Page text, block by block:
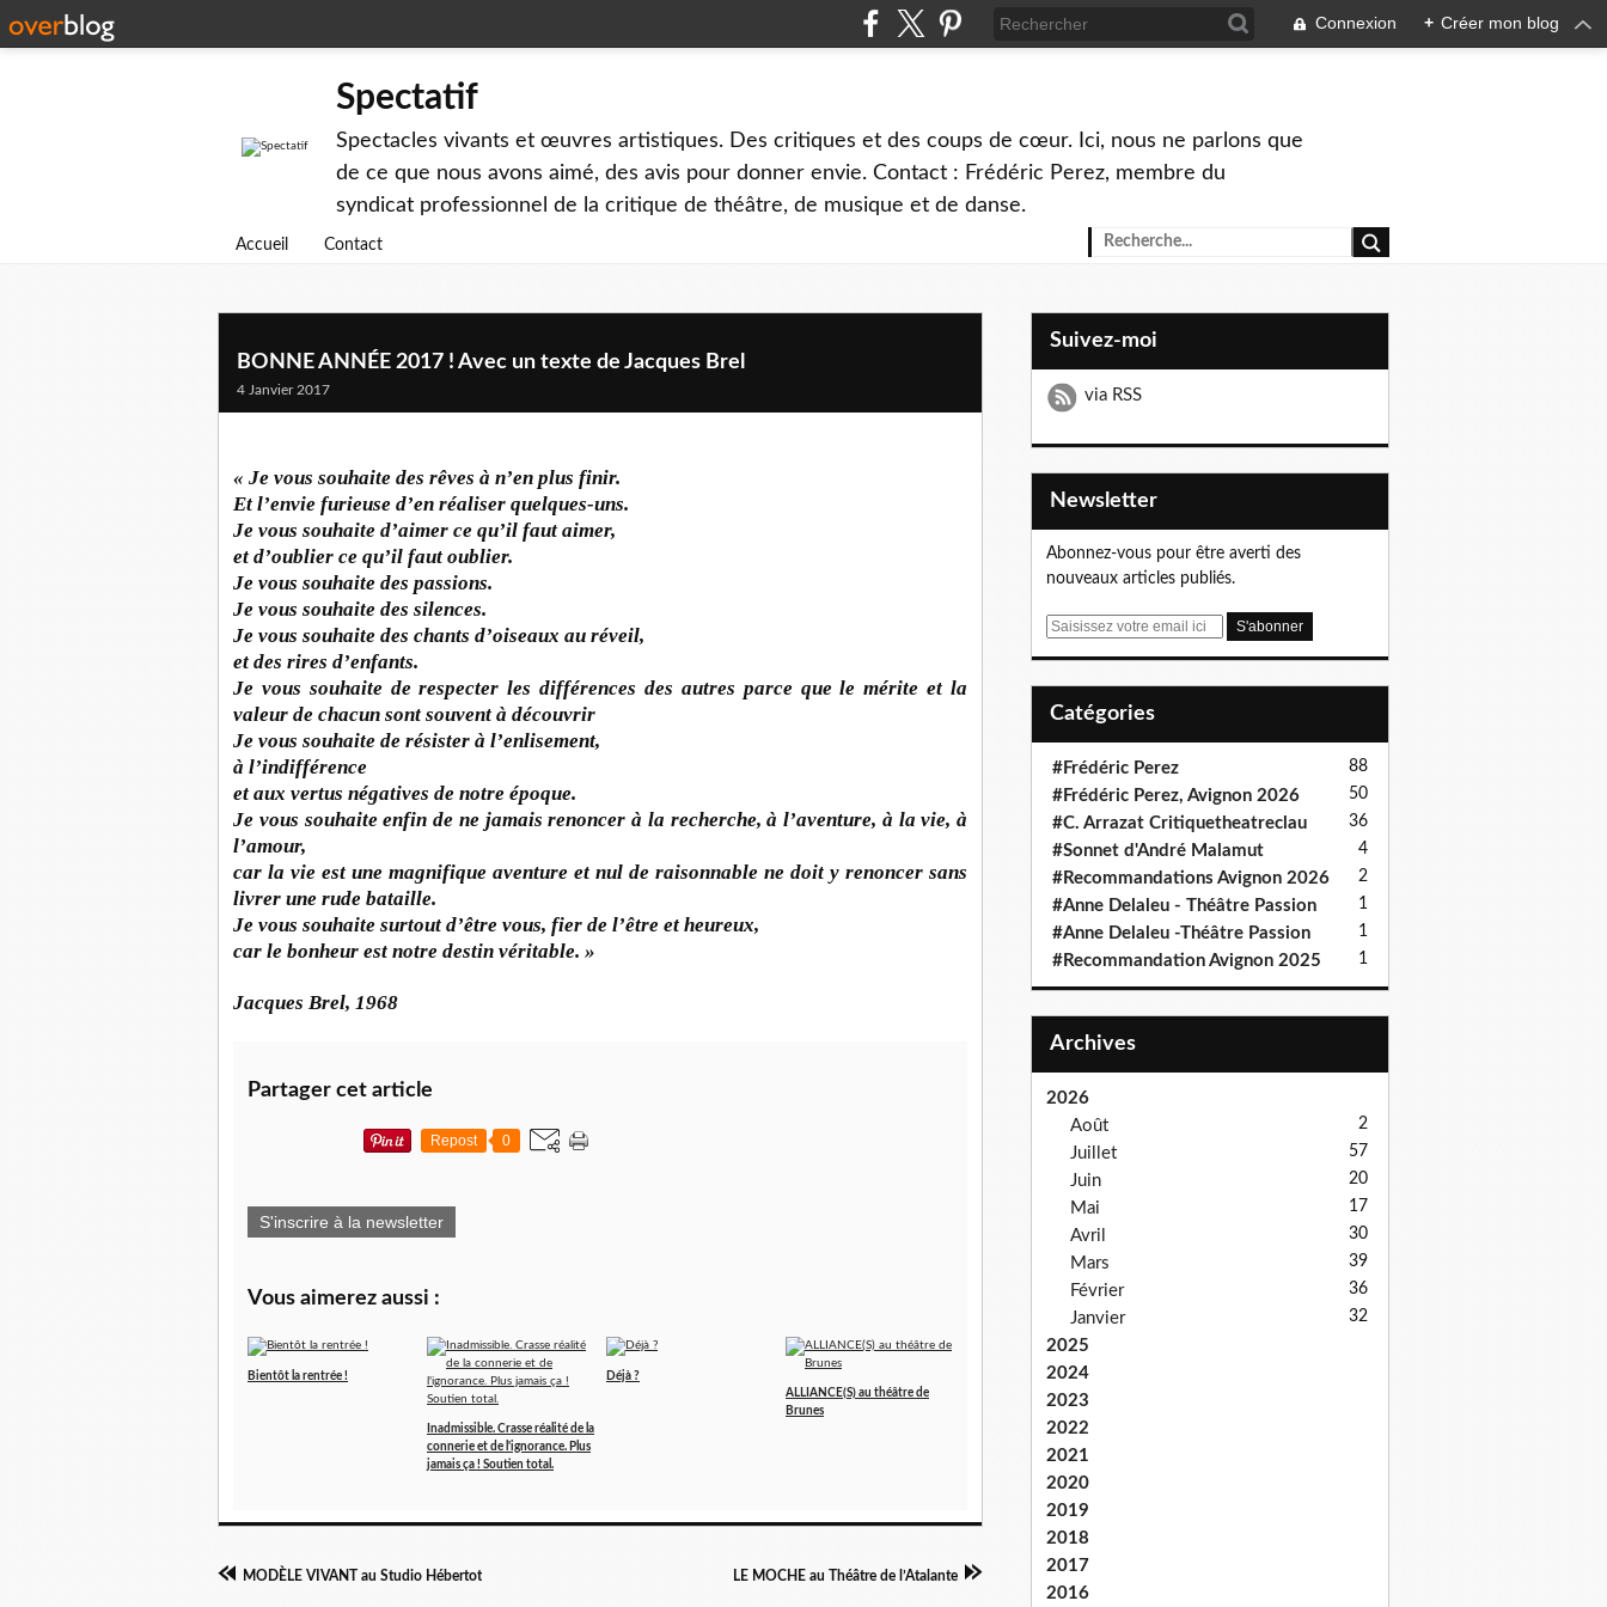
Connexion + Créer mon blog
Spectatif
Spectacles vivants et œuvres artistiques. Des critiques et des coups de cœur. Ici, nous ne parlons que
de ce que nous avons aimé, des avis pour donner envie. Contact : Frédéric Perez, membre du
syndicat professionnel de la critique de théâtre, de musique et de danse.
Accueil Contact
BONNE ANNÉE 2017 ! Avec un texte de Jacques Brel
4 Janvier 2017
« Je vous souhaite des rêves à n’en plus finir.
Et l’envie furieuse d’en réaliser quelques-uns.
Je vous souhaite d’aimer ce qu’il faut aimer,
et d’oublier ce qu’il faut oublier.
Je vous souhaite des passions.
Je vous souhaite des silences.
Je vous souhaite des chants d’oiseaux au réveil,
et des rires d’enfants.
Je vous souhaite de respecter les différences des autres parce que le mérite et la
valeur de chacun sont souvent à découvrir
Je vous souhaite de résister à l’enlisement,
à l’indifférence
et aux vertus négatives de notre époque.
Je vous souhaite enfin de ne jamais renoncer à la recherche, à l’aventure, à la vie, à
l’amour,
car la vie est une magnifique aventure et nul de raisonnable ne doit y renoncer sans
livrer une rude bataille.
Je vous souhaite surtout d’être vous, fier de l’être et heureux,
car le bonheur est notre destin véritable. »
Jacques Brel, 1968
Partager cet article
Repost 0
S'inscrire à la newsletter
Vous aimerez aussi :
Bientôt la rentrée !
Inadmissible. Crasse réalité de la
connerie et de l'ignorance. Plus
jamais ça ! Soutien total.
Déjà ?
ALLIANCE(S) au théâtre de
Brunes
MODÈLE VIVANT au Studio Hébertot LE MOCHE au Théâtre de l’Atalante
Suivez-moi
via RSS
Newsletter
Abonnez-vous pour être averti des
nouveaux articles publiés.
E
Catégories
#Frédéric Perez 88
#Frédéric Perez, Avignon 2026 50
#C. Arrazat Critiquetheatreclau 36
#Sonnet d'André Malamut 4
#Recommandations Avignon 2026 2
#Anne Delaleu - Théâtre Passion 1
#Anne Delaleu -Théâtre Passion 1
#Recommandation Avignon 2025 1
Archives
2026
Août
2
Juillet 57
Juin 20
Mai 17
Avril 30
Mars 39
Février 36
Janvier 32
2025
2024
2023
2022
2021
2020
2019
2018
2017
2016